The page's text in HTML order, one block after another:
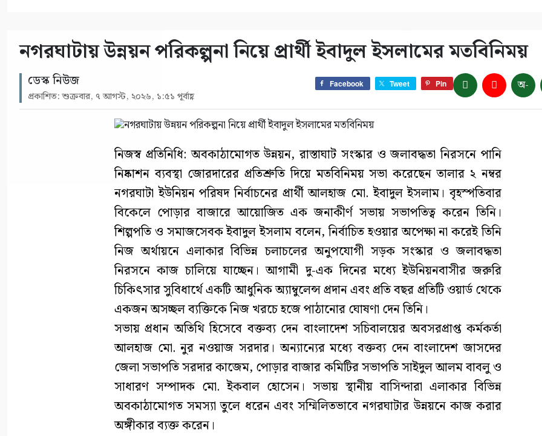
নগরঘাটায় উন্নয়ন পরিকল্পনা নিয়ে প্রার্থী ইবাদুল ইসলামের মতবিনিময়
ডেস্ক নিউজ
প্রকাশিত: শুক্রবার, ৭ আগস্ট, ২০২৬, ১:৫১ পূর্বাহ্ণ
Facebook Tweet Pin অ-
নিজস্ব প্রতিনিধি: অবকাঠামোগত উন্নয়ন, রাস্তাঘাট সংস্কার ও জলাবদ্ধতা নিরসনে পানি
নিষ্কাশন ব্যবস্থা জোরদারের প্রতিশ্রুতি দিয়ে মতবিনিময় সভা করেছেন তালার ২ নম্বর
নগরঘাটা ইউনিয়ন পরিষদ নির্বাচনের প্রার্থী আলহাজ মো. ইবাদুল ইসলাম। বৃহস্পতিবার
বিকেলে পোড়ার বাজারে আয়োজিত এক জনাকীর্ণ সভায় সভাপতিত্ব করেন তিনি।
শিল্পপতি ও সমাজসেবক ইবাদুল ইসলাম বলেন, নির্বাচিত হওয়ার অপেক্ষা না করেই তিনি
নিজ অর্থায়নে এলাকার বিভিন্ন চলাচলের অনুপযোগী সড়ক সংস্কার ও জলাবদ্ধতা
নিরসনে কাজ চালিয়ে যাচ্ছেন। আগামী দু-এক দিনের মধ্যে ইউনিয়নবাসীর জরুরি
চিকিৎসার সুবিধার্থে একটি আধুনিক অ্যাম্বুলেন্স প্রদান এবং প্রতি বছর প্রতিটি ওয়ার্ড থেকে
একজন অসচ্ছল ব্যক্তিকে নিজ খরচে হজে পাঠানোর ঘোষণা দেন তিনি।
সভায় প্রধান অতিথি হিসেবে বক্তব্য দেন বাংলাদেশ সচিবালয়ের অবসরপ্রাপ্ত কর্মকর্তা
আলহাজ মো. নুর নওয়াজ সরদার। অন্যান্যের মধ্যে বক্তব্য দেন বাংলাদেশ জাসদের
জেলা সভাপতি সরদার কাজেম, পোড়ার বাজার কমিটির সভাপতি সাইদুল আলম বাবলু ও
সাধারণ সম্পাদক মো. ইকবাল হোসেন। সভায় স্থানীয় বাসিন্দারা এলাকার বিভিন্ন
অবকাঠামোগত সমস্যা তুলে ধরেন এবং সম্মিলিতভাবে নগরঘাটার উন্নয়নে কাজ করার
অঙ্গীকার ব্যক্ত করেন।